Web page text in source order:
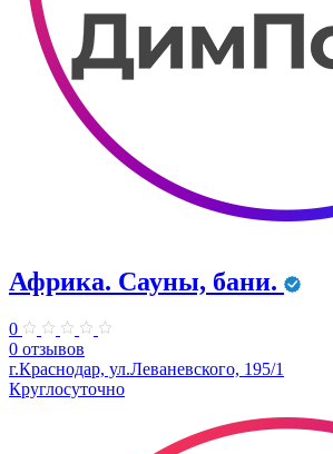
Африка. Сауны, бани.
0
0 отзывов
г.Краснодар, ул.Леваневского, 195/1
Круглосуточно